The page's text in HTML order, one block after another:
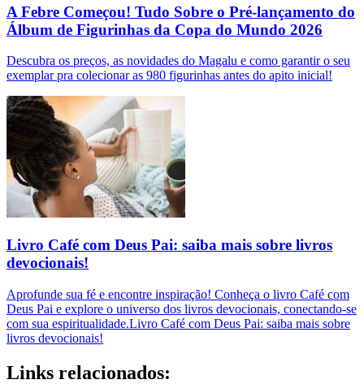
A Febre Começou! Tudo Sobre o Pré-lançamento do
Álbum de Figurinhas da Copa do Mundo 2026
Descubra os preços, as novidades do Magalu e como garantir o seu
exemplar pra colecionar as 980 figurinhas antes do apito inicial!
Livro Café com Deus Pai: saiba mais sobre livros
devocionais!
Aprofunde sua fé e encontre inspiração! Conheça o livro Café com
Deus Pai e explore o universo dos livros devocionais, conectando-se
com sua espiritualidade.Livro Café com Deus Pai: saiba mais sobre
livros devocionais!
Links relacionados: